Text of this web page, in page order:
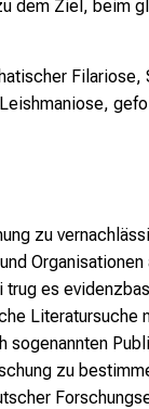
dem Ziel, beim
zu
es
zu